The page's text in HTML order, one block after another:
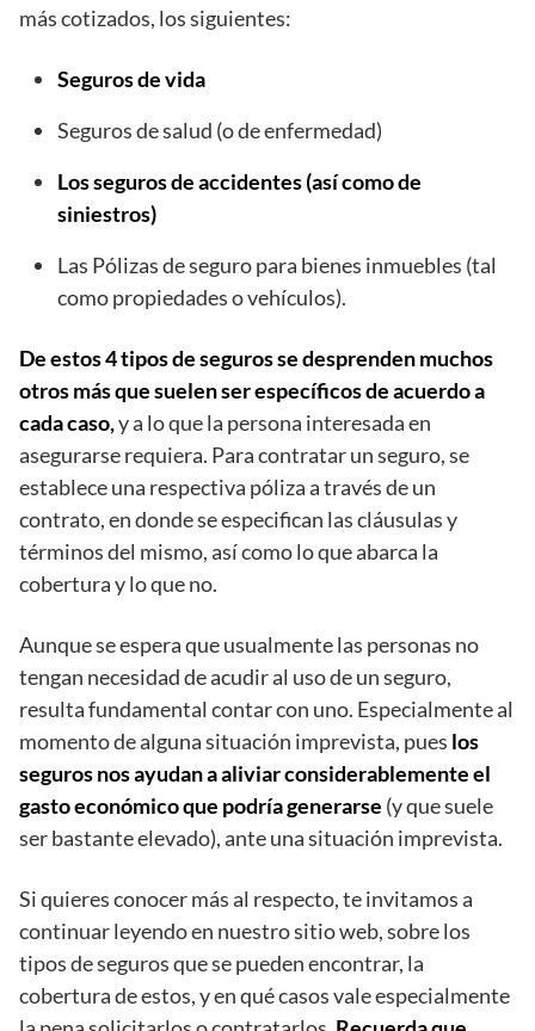
más cotizados, los siguientes:
Seguros de vida
Seguros de salud (o de enfermedad)
Los seguros de accidentes (así como de
siniestros)
Las Pólizas de seguro para bienes inmuebles (tal
como propiedades o vehículos).
De estos 4 tipos de seguros se desprenden muchos
otros más que suelen ser específicos de acuerdo a
cada caso,y a lo que la persona interesada en
asegurarse requiera. Para contratar un seguro, se
establece una respectiva póliza a través de un
contrato, en donde se especifican las cláusulas y
términos del mismo, así como lo que abarca la
cobertura y lo que no.
Aunque se espera que usualmente las personas no
tengan necesidad de acudir al uso de un seguro,
resulta fundamental contar con uno. Especialmente al
momento de alguna situación imprevista, pues los
seguros nos ayudan a aliviar considerablemente el
gasto económico que podría generarse (y que suele
ser bastante elevado), ante una situación imprevista.
Si quieres conocer más al respecto, te invitamos a
continuar leyendo en nuestro sitio web, sobre los
tipos de seguros que se pueden encontrar, la
cobertura de estos, y en qué casos vale especialmente